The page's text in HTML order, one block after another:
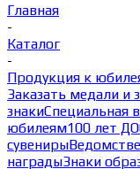
Главная
-
Каталог
-
Продукция к
Заказать медали и
знакиСпециальная
юбилеям100 лет
сувениры
наградыЗнаки